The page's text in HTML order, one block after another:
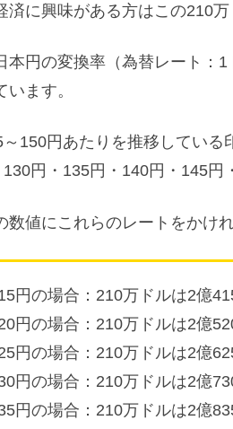
済に興味がある方はこの210
本円の変換率（為替レート：
います。
150円あたりを推移してい
円・135円・140円・145円
数値にこれらのレートをかけ
円の場合：210万ドルは2億
円の場合：210万ドルは2億
円の場合：210万ドルは2億
円の場合：210万ドルは2億
円の場合：210万ドルは2億